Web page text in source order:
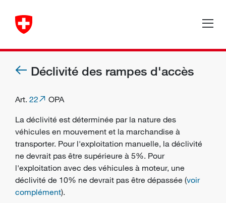
Déclivité des rampes d'accès
Art. 22
OPA
La déclivité est déterminée par la nature des
véhicules en mouvement et la marchandise à
transporter. Pour l'exploitation manuelle, la déclivité
ne devrait pas être supérieure à 5%. Pour
l'exploitation avec des véhicules à moteur, une
déclivité de 10% ne devrait pas être dépassée (voir
complément).